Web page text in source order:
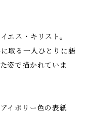
エス・キリスト。
取る一人ひとりに語
姿で描かれていま
イボリー色の表紙